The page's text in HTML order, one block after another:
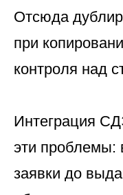
Отсюда
при
контроля над
Интеграция
эти проблемы:
заявки до